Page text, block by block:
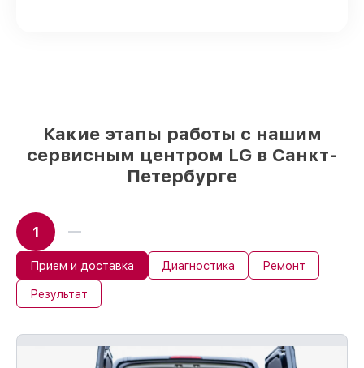
Какие этапы работы с нашим
сервисным центром LG в Санкт-
Петербурге
1
Прием и доставка Диагностика Ремонт
Результат